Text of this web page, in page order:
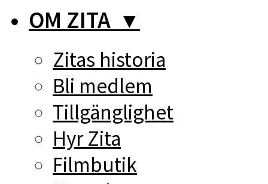
OM ZITA ▼
Zitas historia
Bli medlem
Tillgänglighet
Hyr Zita
Filmbutik